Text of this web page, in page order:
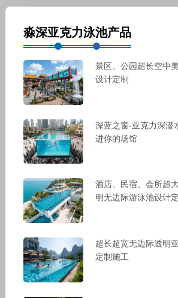
淼深亚克力泳池产品
景区、公园超长空中
设计定制
深蓝之窗-亚克力深潜
进你的场馆
酒店、民宿、会所超
明无边际游泳池设计
超长超宽无边际透明
定制施工